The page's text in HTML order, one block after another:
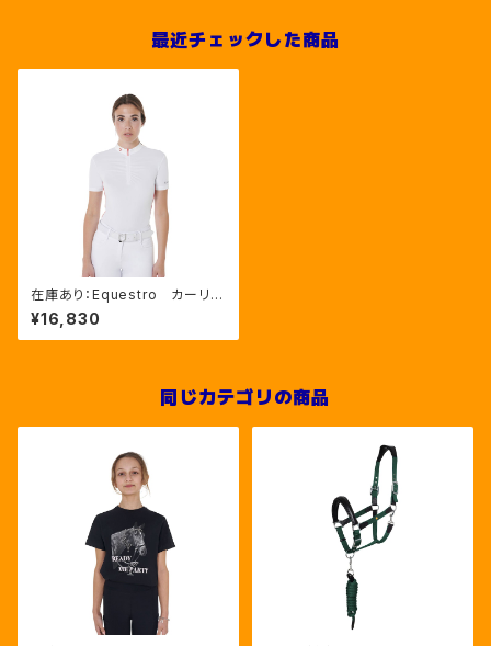
最近チェックした商品
在庫あり：Equestro カーリー
競技用シャツ S・M・L （ETW
00149）
¥16,830
同じカテゴリの商品